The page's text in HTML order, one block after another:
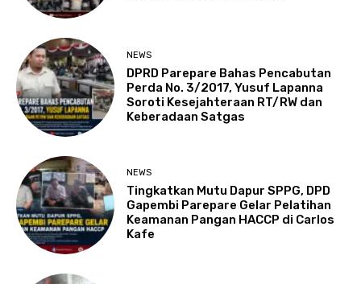
NEWS
DPRD Parepare Bahas Pencabutan
Perda No. 3/2017, Yusuf Lapanna
Soroti Kesejahteraan RT/RW dan
Keberadaan Satgas
NEWS
Tingkatkan Mutu Dapur SPPG, DPD
Gapembi Parepare Gelar Pelatihan
Keamanan Pangan HACCP di Carlos
Kafe